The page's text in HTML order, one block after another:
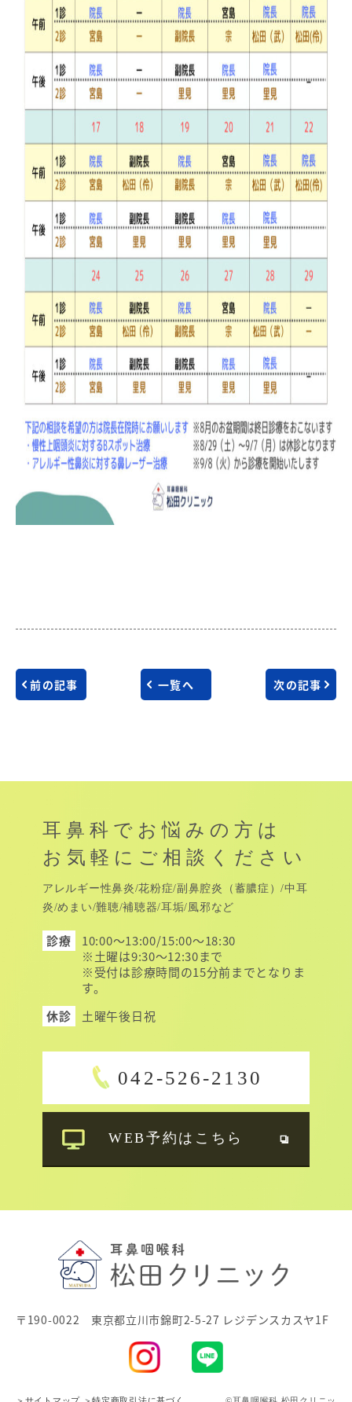
前の記事 次の記事
一覧へ
耳鼻科でお悩みの方は
お気軽にご相談ください
アレルギー性鼻炎/花粉症/副鼻腔炎（蓄膿症）/中耳
炎/めまい/難聴/補聴器/耳垢/風邪など
診療
10:00～13:00/15:00～18:30
※土曜は9:30～12:30まで
※受付は診療時間の15分前までとなりま
す。
休診 土曜午後日祝
042-526-2130
WEB予約はこちら
〒190-0022 東京都立川市錦町2-5-27 レジデンスカスヤ1F